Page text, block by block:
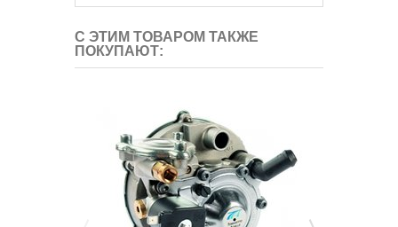
С ЭТИМ ТОВАРОМ ТАКЖЕ
ПОКУПАЮТ: